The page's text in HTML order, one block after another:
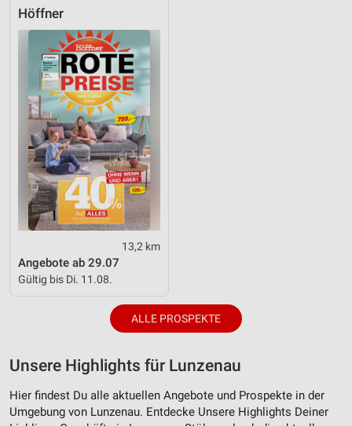
Höffner
13,2 km
Angebote ab 29.07
Gültig bis Di. 11.08.
ALLE PROSPEKTE
Unsere Highlights für Lunzenau
Hier findest Du alle aktuellen Angebote und Prospekte in der
Umgebung von Lunzenau. Entdecke Unsere Highlights Deiner
Messung der Werbeleistung
Messung der Performance von Inhalten
Analyse von Zielgruppen durch Statistiken oder
Kombinationen von Daten aus verschiedenen
Quellen
Entwicklung und Verbesserung der Angebote
Verwendung reduzierter Daten zur Auswahl von
Inhalten
IAB-Besonderheiten:
Geräte anhand von aktiv angeforderten
Informationen identifizieren
Nicht-IAB-Verarbeitungszwecke:
Performance
Funktional